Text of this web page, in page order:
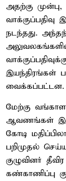
அதற்கு
நடந்தது.
இயந்திரங்கள்
வைக்கப்பட்டன.
மேற்கு
ஆவணங்கள்
கோடி
பறிமுதல்
குழுவினர்
கண்காணிப்பு